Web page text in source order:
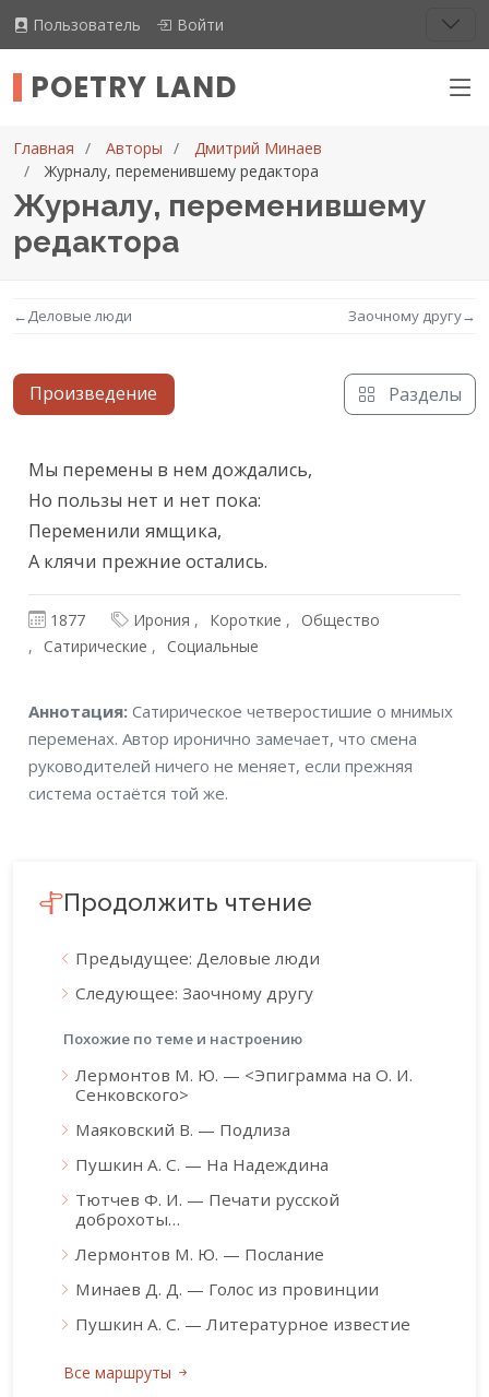
Пользователь Войти
POETRY LAND
Главная Авторы
Дмитрий Минаев
Журналу, переменившему редактора
Журналу, переменившему
редактора
←Деловые люди Заочному другу→
Произведение Разделы
Текст произведения
Мы перемены в нем дождались,
Но пользы нет и нет пока:
Переменили ямщика,
А клячи прежние остались.
1877 Ирония Короткие
Общество
Сатирические
Социальные
Аннотация
Аннотация:Сатирическое четверостишие о мнимых
переменах. Автор иронично замечает, что смена
руководителей ничего не меняет, если прежняя
система остаётся той же.
Продолжить чтение
Предыдущее: Деловые люди
Следующее: Заочному другу
Похожие по теме и настроению
Лермонтов М. Ю. — <Эпиграмма на О. И.
Сенковского>
Маяковский В. — Подлиза
Пушкин А. С. — На Надеждина
Тютчев Ф. И. — Печати русской
доброхоты…
Лермонтов М. Ю. — Послание
Минаев Д. Д. — Голос из провинции
Пушкин А. С. — Литературное известие
Все маршруты